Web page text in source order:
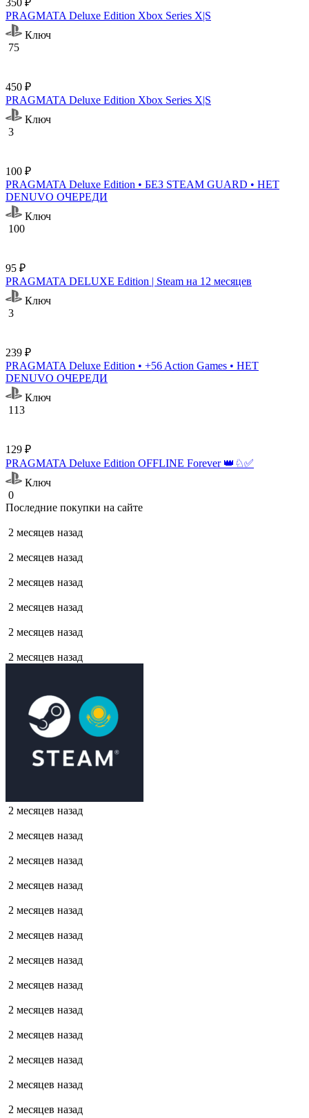
350 ₽
PRAGMATA Deluxe Edition Xbox Series X|S
Ключ
75
450 ₽
PRAGMATA Deluxe Edition Xbox Series X|S
Ключ
3
100 ₽
PRAGMATA Deluxe Edition • БЕЗ STEAM GUARD • НЕТ
DENUVO ОЧЕРЕДИ
Ключ
100
95 ₽
PRAGMATA DELUXE Edition | Steam на 12 месяцев
Ключ
3
239 ₽
PRAGMATA Deluxe Edition • +56 Action Games • НЕТ
DENUVO ОЧЕРЕДИ
Ключ
113
129 ₽
PRAGMATA Deluxe Edition OFFLINE Forever 👑♘✅
Ключ
0
Последние покупки на сайте
2 месяцев назад
2 месяцев назад
2 месяцев назад
2 месяцев назад
2 месяцев назад
2 месяцев назад
2 месяцев назад
2 месяцев назад
2 месяцев назад
2 месяцев назад
2 месяцев назад
2 месяцев назад
2 месяцев назад
2 месяцев назад
2 месяцев назад
2 месяцев назад
2 месяцев назад
2 месяцев назад
2 месяцев назад